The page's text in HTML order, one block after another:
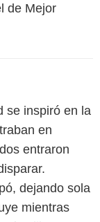
de Mejor
se inspiró en la
en
entraron
dejando sola
mientras